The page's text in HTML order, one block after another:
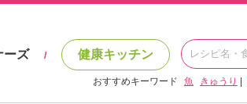
ーズ / 健康キッチン
おすすめキーワード 魚 きゅうり